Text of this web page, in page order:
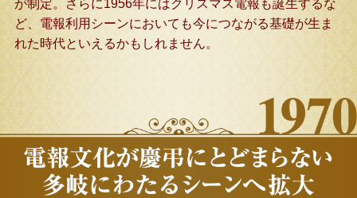
が制定。さらに1956年にはクリスマス電報も誕生するな
ど、電報利用シーンにおいても今につながる基礎が生ま
れた時代といえるかもしれません。